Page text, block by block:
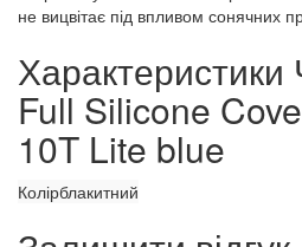
не вицвітає під впливом сонячних
Full Silicone
10T Lite blue
Колірблакитний